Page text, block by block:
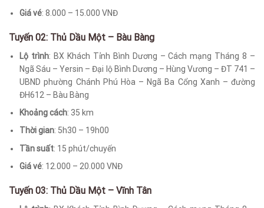
Giá vé: 8.000 – 15.000 VNĐ
Tuyến 02: Thủ Dầu Một – Bàu Bàng
Lộ trình: BX Khách Tỉnh Bình Dương – Cách mạng Tháng 8 –
Ngã Sáu – Yersin – Đại lộ Bình Dương – Hùng Vương – ĐT 741 –
UBND phường Chánh Phú Hòa – Ngã Ba Cổng Xanh – đường
ĐH612 – Bàu Bàng
Khoảng cách: 35 km
Thời gian: 5h30 – 19h00
Tần suất: 15 phút/chuyến
Giá vé: 12.000 – 20.000 VNĐ
Tuyến 03: Thủ Dầu Một – Vĩnh Tân